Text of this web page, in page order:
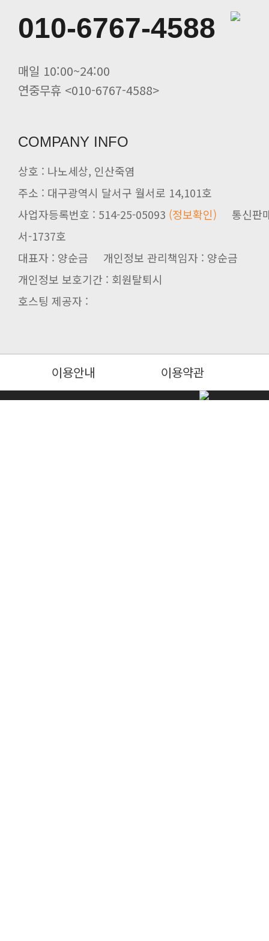
인산죽염 전죽염류 20%할인. 인산
사시사철 무생강진액 20%할인 인
죽염두유 20%할인 인산가
010-6767-4588
매일 10:00~24:00
연중무휴 <010-6767-4588>
COMPANY INFO
상호 : 나노세상, 인산죽염
주소 : 대구광역시 달서구 월서로 14,101호
사업자등록번호 : 514-25-05093 (정보확인)
서-1737호
대표자 : 양순금 개인정보 관리책임자 : 양순금
개인정보 보호기간 : 회원탈퇴시
호스팅 제공자 :
이용안내 이용약관